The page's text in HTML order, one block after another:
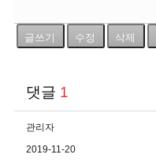
글쓰기 수정 삭제
댓글 1
관리자
2019-11-20